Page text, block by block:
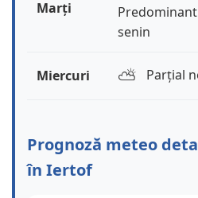
Marți
Predominant
senin
Miercuri ⛅️ Parțial
Prognoză meteo
în Iertof